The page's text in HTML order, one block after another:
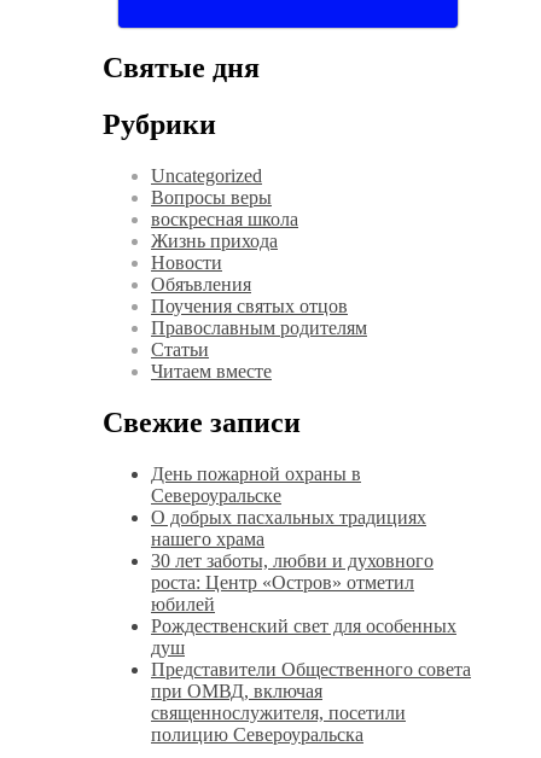
Святые дня
Рубрики
Uncategorized
Вопросы веры
воскресная школа
Жизнь прихода
Новости
Обяъвления
Поучения святых отцов
Православным родителям
Статьи
Читаем вместе
Свежие записи
День пожарной охраны в
Североуральске
О добрых пасхальных традициях
нашего храма
30 лет заботы, любви и духовного
роста: Центр «Остров» отметил
юбилей
Рождественский свет для особенных
душ
Представители Общественного совета
при ОМВД, включая
священнослужителя, посетили
полицию Североуральска